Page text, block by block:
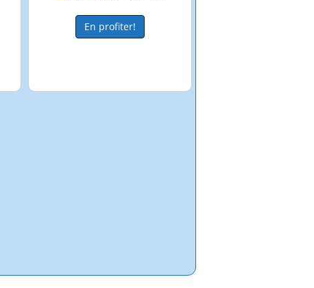
En profiter!